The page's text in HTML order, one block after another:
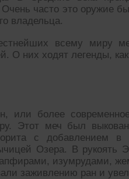
Очень часто это оружие
владельца.
всему миру
О них ходят легенды,
или более
Этот меч был
с добавлением в
Озера. В
изумрудами,
заживлению ран и